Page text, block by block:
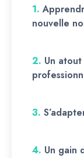
1.
nouvelle
2. Un
3.
4. Un gain